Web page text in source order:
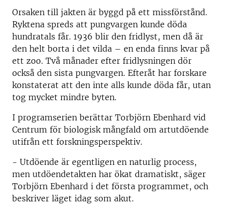
Orsaken till jakten är byggd på ett missförstånd.
Ryktena spreds att pungvargen kunde döda
hundratals får. 1936 blir den fridlyst, men då är
den helt borta i det vilda – en enda finns kvar på
ett zoo. Två månader efter fridlysningen dör
också den sista pungvargen. Efteråt har forskare
konstaterat att den inte alls kunde döda får, utan
tog mycket mindre byten.
I programserien berättar Torbjörn Ebenhard vid
Centrum för biologisk mångfald om artutdöende
utifrån ett forskningsperspektiv.
- Utdöende är egentligen en naturlig process,
men utdöendetakten har ökat dramatiskt, säger
Torbjörn Ebenhard i det första programmet, och
beskriver läget idag som akut.